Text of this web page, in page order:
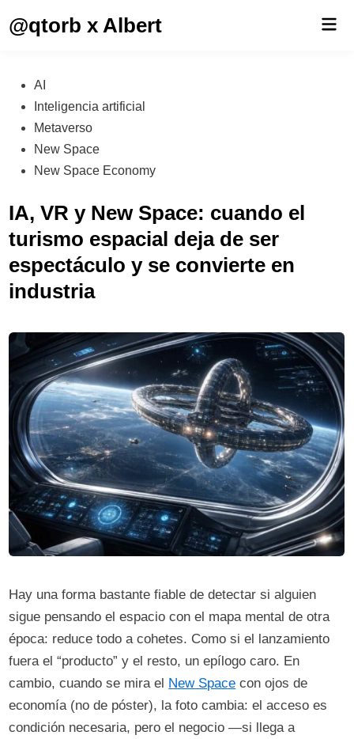
@qtorb x Albert
Publicado
en
AI
Inteligencia artificial
Metaverso
New Space
New Space Economy
IA, VR y New Space: cuando el
turismo espacial deja de ser
espectáculo y se convierte en
industria
Hay una forma bastante fiable de detectar si alguien
sigue pensando el espacio con el mapa mental de otra
época: reduce todo a cohetes. Como si el lanzamiento
fuera el “producto” y el resto, un epílogo caro. En
cambio, cuando se mira el New Space con ojos de
economía (no de póster), la foto cambia: el acceso es
condición necesaria, pero el negocio —si llega a